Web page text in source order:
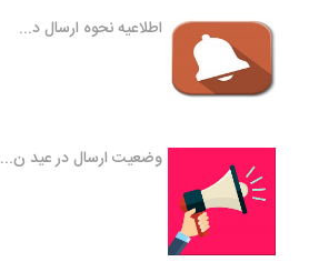
اطلاعیه نحوه ارسال د...
وضعیت ارسال در عید ن...